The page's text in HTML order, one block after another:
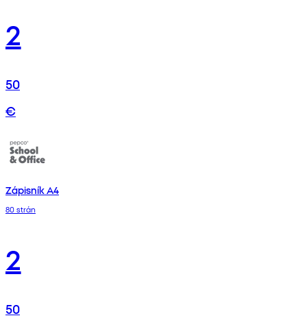
2
50
€
Zápisník A4
80 strán
2
50